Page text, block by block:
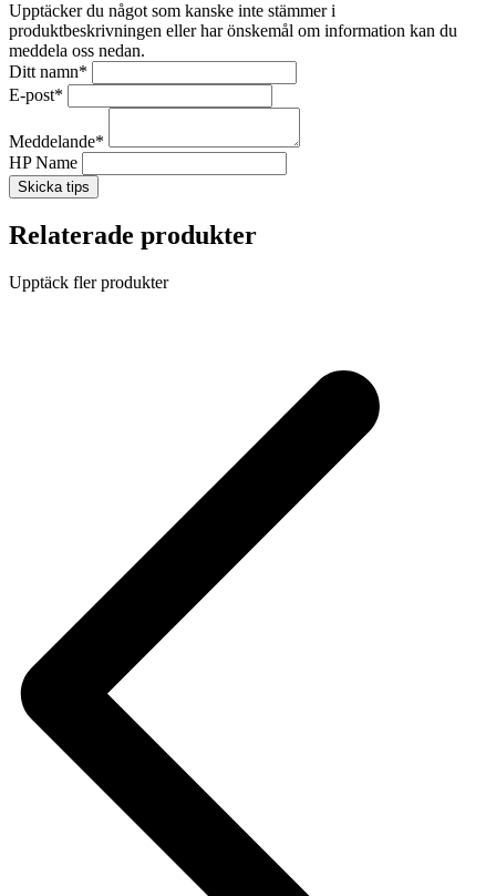
Upptäcker du något som kanske inte stämmer i
produktbeskrivningen eller har önskemål om information kan du
meddela oss nedan.
Ditt namn*
E-post*
Meddelande*
HP Name
Skicka tips
Relaterade produkter
Upptäck fler produkter